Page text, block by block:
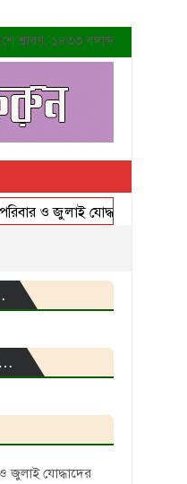
১৪৩৩ বঙ্গাব্দ
ও জুলাই যোদ্ধাদের সংবর্ধনা
জুলাই যোদ্ধাদের